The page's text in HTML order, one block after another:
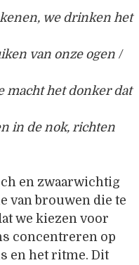
we drinken het
van onze ogen /
macht het donker dat
in de nok, richten
en zwaarwichtig
van brouwen die te
we kiezen voor
concentreren op
en het ritme. Dit